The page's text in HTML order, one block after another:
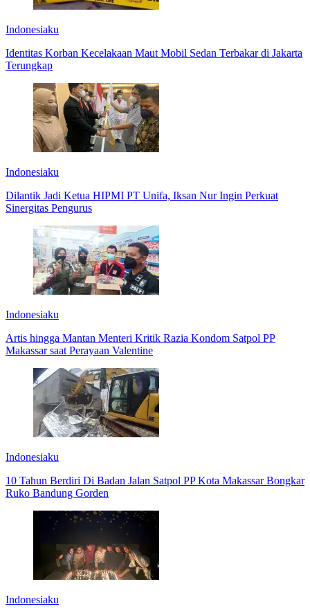
Indonesiaku
Identitas Korban Kecelakaan Maut Mobil Sedan Terbakar di Jakarta
Terungkap
Indonesiaku
Dilantik Jadi Ketua HIPMI PT Unifa, Iksan Nur Ingin Perkuat
Sinergitas Pengurus
Indonesiaku
Artis hingga Mantan Menteri Kritik Razia Kondom Satpol PP
Makassar saat Perayaan Valentine
Indonesiaku
10 Tahun Berdiri Di Badan Jalan Satpol PP Kota Makassar Bongkar
Ruko Bandung Gorden
Indonesiaku